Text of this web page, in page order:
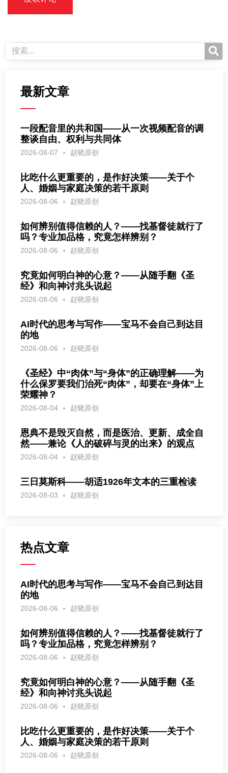
最新文章
一段配音里的共和国——从一次视频配音的调
整谈自由、权利与共同体
2026-08-07 赵晓原创
比吃什么更重要的，是作好决策——关于个
人、婚姻与家庭决策的若干原则
2026-08-06 赵晓原创
如何辨别值得信赖的人？——找基督徒就行了
吗？专业加品格，究竟怎样辨别？
2026-08-06 赵晓原创
究竟如何明白神的心意？——从随手翻《圣
经》和向神讨兆头说起
2026-08-06 赵晓原创
AI时代的思考与写作——宝马不会自己到达目
的地
2026-08-06 赵晓原创
《圣经》中“肉体”与“身体”的正确理解——为
什么保罗要我们治死“肉体”，却要在“身体”上
荣耀神？
2026-08-04 赵晓原创
恩典不是毁灭自然，而是医治、更新、成全自
然——兼论《人的破碎与灵的出来》的观点
2026-08-04 赵晓原创
三日莫斯科——胡适1926年文本的三重检读
2026-08-03 赵晓原创
热点文章
AI时代的思考与写作——宝马不会自己到达目
的地
2026-08-06 赵晓原创
如何辨别值得信赖的人？——找基督徒就行了
吗？专业加品格，究竟怎样辨别？
2026-08-06 赵晓原创
究竟如何明白神的心意？——从随手翻《圣
经》和向神讨兆头说起
2026-08-06 赵晓原创
比吃什么更重要的，是作好决策——关于个
人、婚姻与家庭决策的若干原则
2026-08-06 赵晓原创